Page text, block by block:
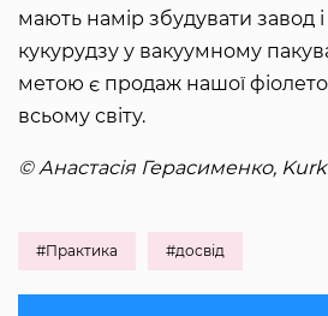
мають намір збудувати завод
кукурудзу у вакуумному
метою є продаж нашої
всьому світу.
© Анастасія Герасименко,
#Практика #досвід